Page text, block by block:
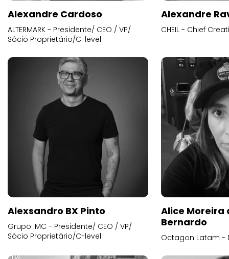
Alexandre Cardoso
ALTERMARK - Presidente/ CEO / VP/
Sócio Proprietário/C-level
Alexandre
CHEIL - Chief
Alexsandro BX Pinto
Grupo IMC - Presidente/ CEO / VP/
Sócio Proprietário/C-level
Alice
Bernardo
Octagon Latam -